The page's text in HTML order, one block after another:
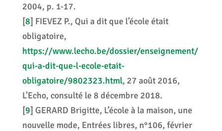
2004, p. 1-17.
[8] FIEVEZ P., Qui a dit que l’école était
obligatoire,
https://www.lecho.be/dossier/enseignement/
qui-a-dit-que-l-ecole-etait-
obligatoire/9802323.html, 27 août 2016,
L’Echo, consulté le 8 décembre 2018.
[9] GERARD Brigitte, L’école à la maison, une
nouvelle mode, Entrées libres, n°106, février